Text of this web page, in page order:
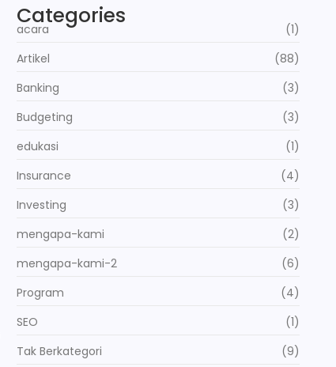
Categories
acara
(1)
Artikel
(88)
Banking
(3)
Budgeting
(3)
edukasi
(1)
Insurance
(4)
Investing
(3)
mengapa-kami
(2)
mengapa-kami-2
(6)
Program
(4)
SEO
(1)
Tak Berkategori
(9)